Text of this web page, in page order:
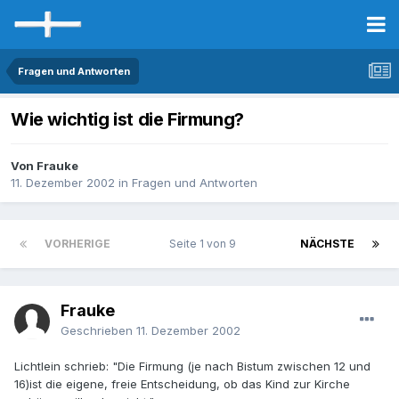
Fragen und Antworten
Wie wichtig ist die Firmung?
Von Frauke
11. Dezember 2002 in Fragen und Antworten
VORHERIGE NÄCHSTE
Seite 1 von 9
Frauke
Geschrieben 11. Dezember 2002
Lichtlein schrieb: "Die Firmung (je nach Bistum zwischen 12 und
16)ist die eigene, freie Entscheidung, ob das Kind zur Kirche